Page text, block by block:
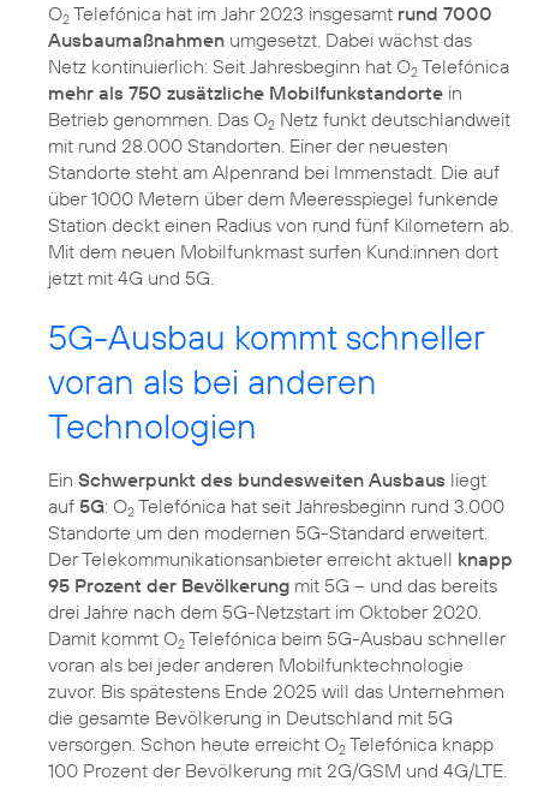
O2 Telefónica hat im Jahr 2023 insgesamt rund 7000
Ausbaumaßnahmen umgesetzt. Dabei wächst das
Netz kontinuierlich: Seit Jahresbeginn hat O2 Telefónica
mehr als 750 zusätzliche Mobilfunkstandorte in
Betrieb genommen. Das O2 Netz funkt deutschlandweit
mit rund 28.000 Standorten. Einer der neuesten
Standorte steht am Alpenrand bei Immenstadt. Die auf
über 1000 Metern über dem Meeresspiegel funkende
Station deckt einen Radius von rund fünf Kilometern ab.
Mit dem neuen Mobilfunkmast surfen Kund:innen dort
jetzt mit 4G und 5G.
5G-Ausbau kommt schneller
voran als bei anderen
Technologien
Ein Schwerpunkt des bundesweiten Ausbaus liegt
auf 5G: O2 Telefónica hat seit Jahresbeginn rund 3.000
Standorte um den modernen 5G-Standard erweitert.
Der Telekommunikations­anbieter erreicht aktuell knapp
95 Prozent der Bevölkerung mit 5G – und das bereits
drei Jahre nach dem 5G-Netzstart im Oktober 2020.
Damit kommt O2 Telefónica beim 5G-Ausbau schneller
voran als bei jeder anderen Mobilfunktechnologie
zuvor. Bis spätestens Ende 2025 will das Unternehmen
die gesamte Bevölkerung in Deutschland mit 5G
versorgen. Schon heute erreicht O2 Telefónica knapp
100 Prozent der Bevölkerung mit 2G/GSM und 4G/LTE.